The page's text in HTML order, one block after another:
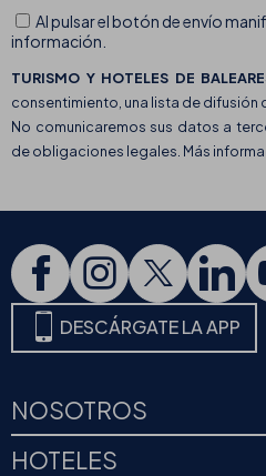
Al pulsar el botón de envío
información.
TURISMO Y HOTELES DE
consentimiento, una lista de difusión
No comunicaremos sus datos a
de obligaciones legales. Más
DESCÁRGATE LA APP
NOSOTROS
HOTELES